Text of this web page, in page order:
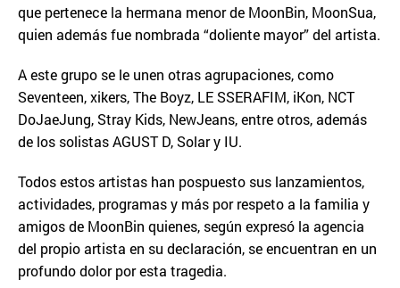
que pertenece la hermana menor de MoonBin, MoonSua,
quien además fue nombrada “doliente mayor” del artista.
A este grupo se le unen otras agrupaciones, como
Seventeen, xikers, The Boyz, LE SSERAFIM, iKon, NCT
DoJaeJung, Stray Kids, NewJeans, entre otros, además
de los solistas AGUST D, Solar y IU.
Todos estos artistas han pospuesto sus lanzamientos,
actividades, programas y más por respeto a la familia y
amigos de MoonBin quienes, según expresó la agencia
del propio artista en su declaración, se encuentran en un
profundo dolor por esta tragedia.